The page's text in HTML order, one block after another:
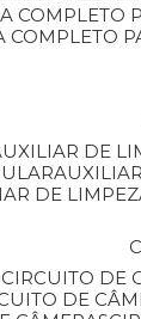
COMPLETO
COMPLETO
AUXILIAR DE
DE
CIRCUITO DE
DE